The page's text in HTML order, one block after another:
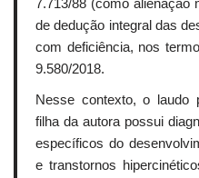
7.713/88 (como alienação
de dedução integral das
com deficiência, nos
9.580/2018.
Nesse contexto, o laudo
filha da autora possui
específicos do
e transtornos